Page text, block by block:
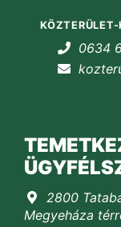
KÖZTERÜLET-
0634
2800
Megyeháza